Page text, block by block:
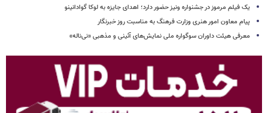
یک فیلم مرموز در جشنواره ونیز حضور دارد؛ اهدای جایزه به لوکا گوادانینو
پیام معاون امور هنری وزارت فرهنگ به مناسبت روز خبرنگار
معرفی هیئت داوران سوگواره ملی نمایش‌های آئینی و مذهبی «نی‌ناله»